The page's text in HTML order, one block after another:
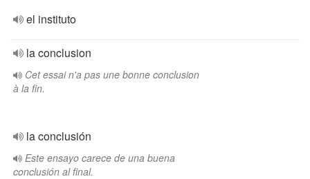
el instituto
la conclusion
Cet essai n'a pas une bonne conclusion
à la fin.
la conclusión
Este ensayo carece de una buena
conclusión al final.